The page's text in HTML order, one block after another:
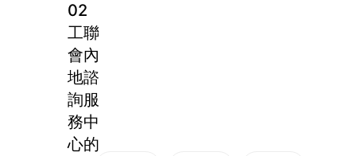
02
工聯
會內
地諮
詢服
務中
心的